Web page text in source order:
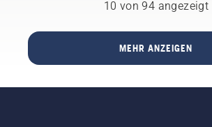
legendären
Fussballclub
bekannt
das Sie
10 von 94 angezeigt
MEHR ANZEIGEN